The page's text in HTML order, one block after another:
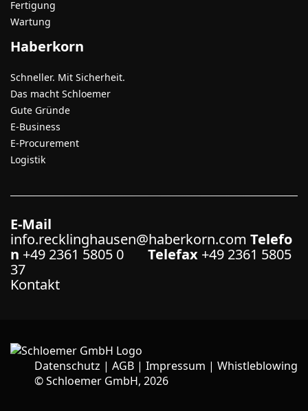
Fertigung
Wartung
Haberkorn
Schneller. Mit Sicherheit.
Das macht Schloemer
Gute Gründe
E-Business
E-Procurement
Logistik
E-Mail
info.recklinghausen@haberkorn.com Telefo
n +49 2361 5805 0 Telefax +49 2361 5805
37
Kontakt
Datenschutz | AGB | Impressum | Whistleblowing
©Schloemer GmbH, 2026